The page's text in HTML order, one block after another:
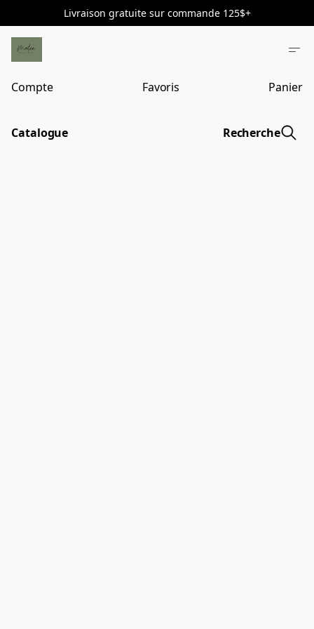
Livraison gratuite sur commande 125$+
Compte Favoris Panier
Catalogue Recherche